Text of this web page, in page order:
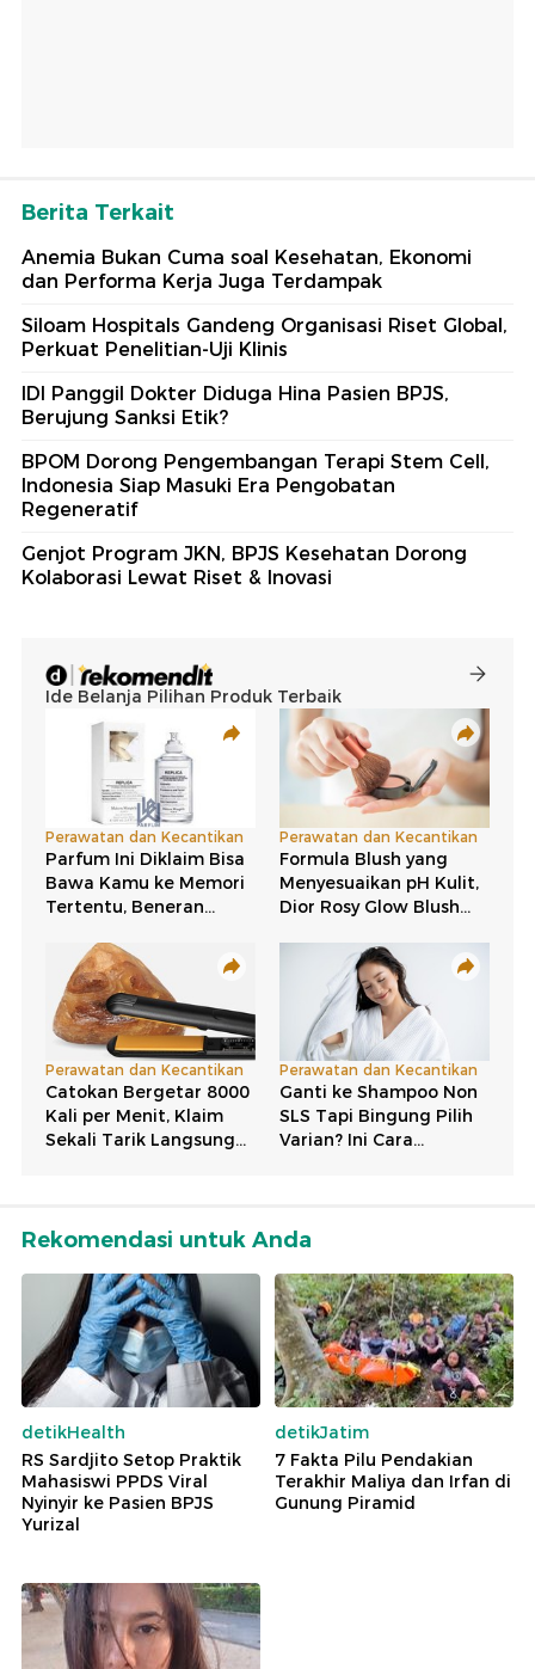
Berita Terkait
Anemia Bukan Cuma soal Kesehatan, Ekonomi
dan Performa Kerja Juga Terdampak
Siloam Hospitals Gandeng Organisasi Riset Global,
Perkuat Penelitian-Uji Klinis
IDI Panggil Dokter Diduga Hina Pasien BPJS,
Berujung Sanksi Etik?
BPOM Dorong Pengembangan Terapi Stem Cell,
Indonesia Siap Masuki Era Pengobatan
Regeneratif
Genjot Program JKN, BPJS Kesehatan Dorong
Kolaborasi Lewat Riset & Inovasi
Rekomendasi untuk Anda
detikHealth
RS Sardjito Setop Praktik
Mahasiswi PPDS Viral
Nyinyir ke Pasien BPJS
Yurizal
detikJatim
7 Fakta Pilu Pendakian
Terakhir Maliya dan Irfan di
Gunung Piramid